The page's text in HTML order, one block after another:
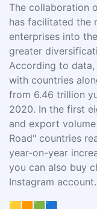
The collaboration
has facilitated the
enterprises into
greater
According to
with countries
from 6.46 trillion
2020. In the first
and export
Road" countries
year-on-year
you can also buy
Instagram account.
🟨🟧🟩🟦